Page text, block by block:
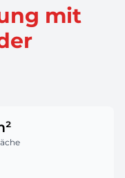
mit